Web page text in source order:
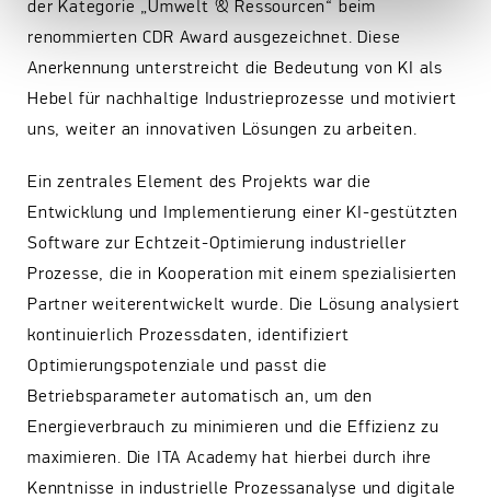
der Kategorie „Umwelt & Ressourcen“ beim
renommierten CDR Award ausgezeichnet. Diese
Anerkennung unterstreicht die Bedeutung von KI als
Hebel für nachhaltige Industrieprozesse und motiviert
uns, weiter an innovativen Lösungen zu arbeiten.
Ein zentrales Element des Projekts war die
Entwicklung und Implementierung einer KI-gestützten
Software zur Echtzeit-Optimierung industrieller
Prozesse, die in Kooperation mit einem spezialisierten
Partner weiterentwickelt wurde. Die Lösung analysiert
kontinuierlich Prozessdaten, identifiziert
Optimierungspotenziale und passt die
Betriebsparameter automatisch an, um den
Energieverbrauch zu minimieren und die Effizienz zu
maximieren. Die ITA Academy hat hierbei durch ihre
Kenntnisse in industrielle Prozessanalyse und digitale